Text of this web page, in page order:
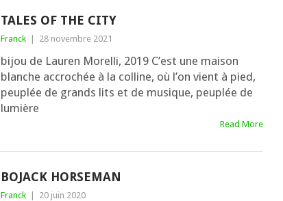
TALES OF THE CITY
Franck 28 novembre 2021
bijou de Lauren Morelli, 2019 C’est une mai­son
blanche accro­chée à la col­line, où l’on vient à pied,
peu­plée de grands lits et de musique, peu­plée de
lumière
Read More
BOJACK HORSEMAN
Franck 20 juin 2020